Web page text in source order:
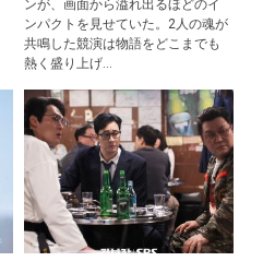
ンが、画面から溢れ出るほどのイ
ンパクトを見せていた。2人の魂が
共鳴した競演は物語をどこまでも
熱く盛り上げ...